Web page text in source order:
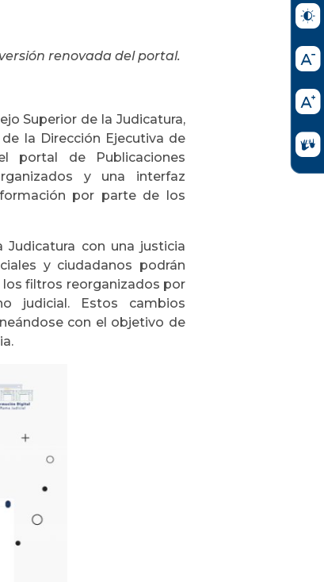
renovada del portal.
Superior de la Judicatura,
la Dirección Ejecutiva de
portal de Publicaciones
y una interfaz
por parte de los
con una justicia
y ciudadanos podrán
los filtros reorganizados por
judicial. Estos cambios
con el objetivo de